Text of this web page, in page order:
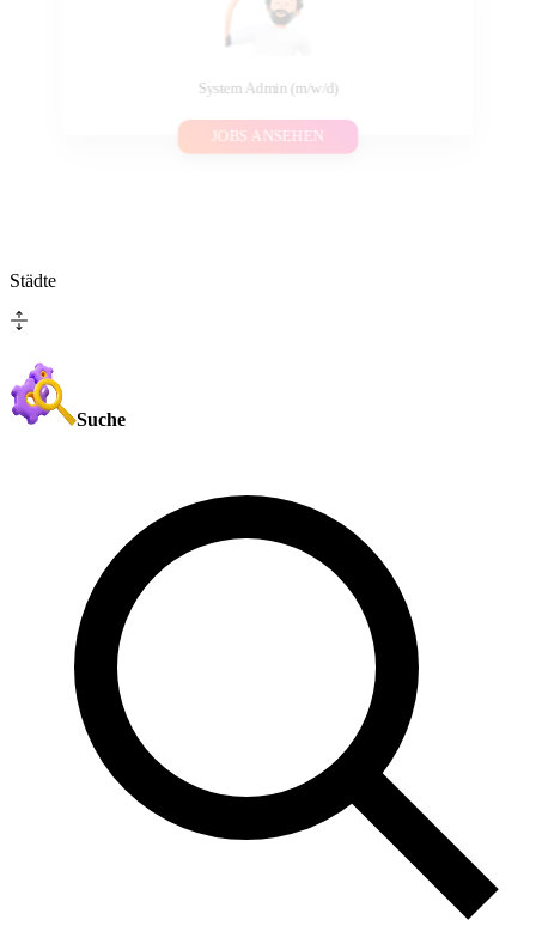
System Admin (m/w/d)
JOBS ANSEHEN
Städte
Suche